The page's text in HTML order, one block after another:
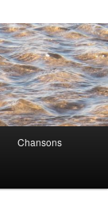
Chansons